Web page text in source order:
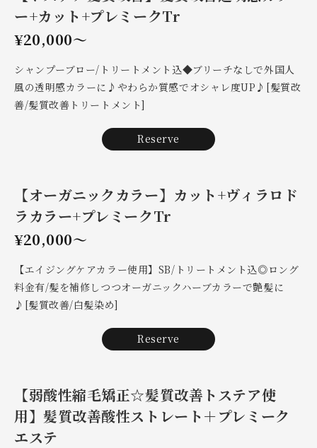
ー+カット+プレミークTr
¥20,000～
シャンプーブロー/トリートメント込◆ブリーチなしで外国人
風の透明感カラーに♪やわらか質感でオシャレ度UP♪[髪質改
善/髪質改善トリートメント]
Reserve
【オーガニックカラー】カット+ヴィラロド
ラカラー+プレミークTr
¥20,000～
【エイジングケアカラー使用】SB/トリートメント込◎ロング
料金有/髪を補修しつつオーガニックハーブカラーで艶髪に
♪[髪質改善/白髪染め]
Reserve
【弱酸性縮毛矯正☆髪質改善トステア使
用】髪質改善酸性ストレート＋プレミーク
エステ